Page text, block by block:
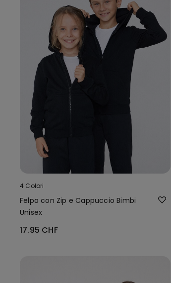
4 Colori
Felpa con Zip e Cappuccio Bimbi
Unisex
17.95 CHF